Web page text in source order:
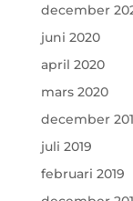
december
juni 2020
april 2020
mars 2020
december
juli 2019
februari 2019